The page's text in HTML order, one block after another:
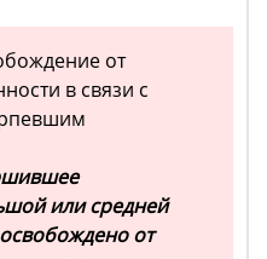
от
в связи с
или средней
от